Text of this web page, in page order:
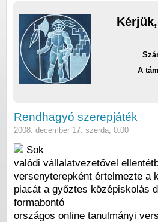
A
Rendhagyó szerepjáték
2008. december 17. szerda, 0:00
Sok
valódi vállalatvezetővel
versenyterepként értelmezte a
piacát a győztes középiskolás
formabontó
országos online tanulmányi